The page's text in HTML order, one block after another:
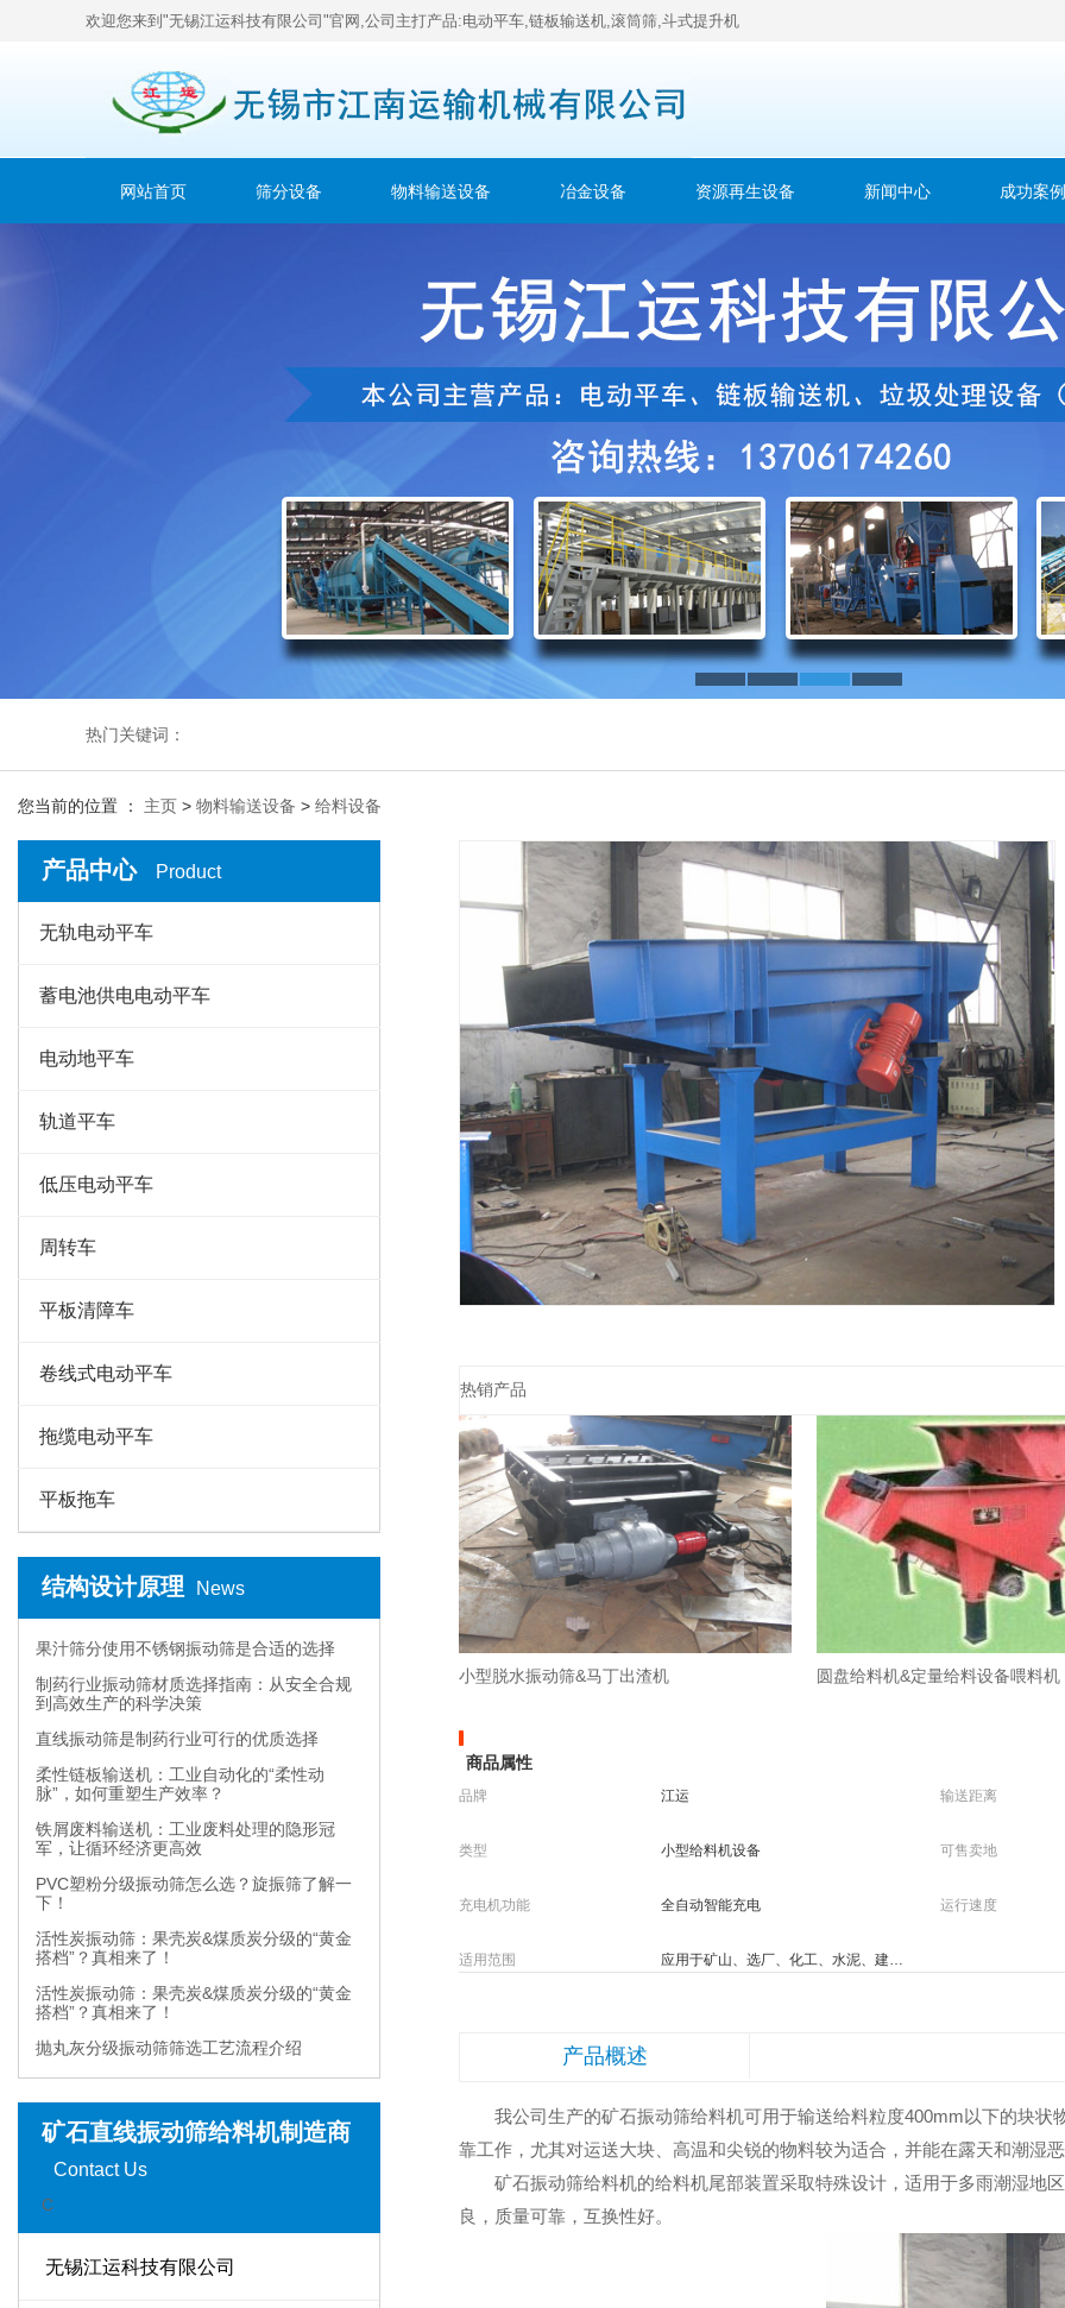
欢迎您来到"无锡江运科技有限公司"官网,公司主打产品:电动平车,链板输送机,滚筒筛,斗式提升机
网站首页 筛分设备 物料输送设备 冶金设备 资源再生设备 新闻中心 成功案例
1 2
热门关键词：
您当前的位置 ： 主页 > 物料输送设备 > 给料设备
产品中心 Product
无轨电动平车
蓄电池供电电动平车
电动地平车
轨道平车
低压电动平车
周转车
平板清障车
卷线式电动平车
拖缆电动平车
平板拖车
结构设计原理 News
果汁筛分使用不锈钢振动筛是合适的选择
制药行业振动筛材质选择指南：从安全合规
到高效生产的科学决策
直线振动筛是制药行业可行的优质选择
柔性链板输送机：工业自动化的“柔性动
脉”，如何重塑生产效率？
铁屑废料输送机：工业废料处理的隐形冠
军，让循环经济更高效
PVC塑粉分级振动筛怎么选？旋振筛了解一
下！
活性炭振动筛：果壳炭&煤质炭分级的“黄金
搭档”？真相来了！
活性炭振动筛：果壳炭&煤质炭分级的“黄金
搭档”？真相来了！
抛丸灰分级振动筛筛选工艺流程介绍
矿石直线振动筛给料机制造商
Contact Us
C
无锡江运科技有限公司
热销产品
小型脱水振动筛&马丁出渣机 圆盘给料机&定量给料设备喂料机
商品属性
品牌 江运 输送距离
类型 小型给料机设备 可售卖地
充电机功能 全自动智能充电 运行速度
适用范围 应用于矿山、选厂、化工、水泥、建材等部门，短距离输送给料粒度400mm以下的块状物料等。
产品概述
我公司生产的矿石振动筛给料机可用于输送给料粒度400mm以下的块状
靠工作，尤其对运送大块、高温和尖锐的物料较为适合，并能在露天和潮湿
矿石振动筛给料机的给料机尾部装置采取特殊设计，适用于多雨潮湿地
良，质量可靠，互换性好。